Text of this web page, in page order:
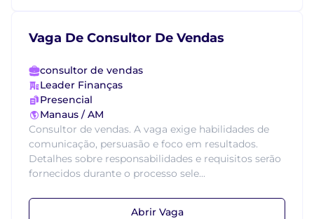
Vaga De Consultor De Vendas
consultor de vendas
Leader Finanças
Presencial
Manaus / AM
Consultor de vendas. A vaga exige habilidades de
comunicação, persuasão e foco em resultados.
Detalhes sobre responsabilidades e requisitos serão
fornecidos durante o processo sele...
Abrir Vaga